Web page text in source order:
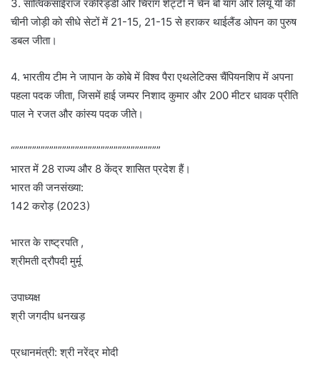
3. सात्विकसाईराज रंकीरेड्डी और चिराग शेट्टी ने चेन बो यांग और लियू यी की
चीनी जोड़ी को सीधे सेटों में 21-15, 21-15 से हराकर थाईलैंड ओपन का पुरुष
डबल जीता।
4. भारतीय टीम ने जापान के कोबे में विश्व पैरा एथलेटिक्स चैंपियनशिप में अपना
पहला पदक जीता, जिसमें हाई जम्पर निशाद कुमार और 200 मीटर धावक प्रीति
पाल ने रजत और कांस्य पदक जीते।
“””””””””””””””””””””””””””””””””””
भारत में 28 राज्य और 8 केंद्र शासित प्रदेश हैं।
भारत की जनसंख्या:
142 करोड़ (2023)
भारत के राष्ट्रपति ,
श्रीमती द्रौपदी मुर्मू
उपाध्यक्ष
श्री जगदीप धनखड़
प्रधानमंत्री: श्री नरेंद्र मोदी